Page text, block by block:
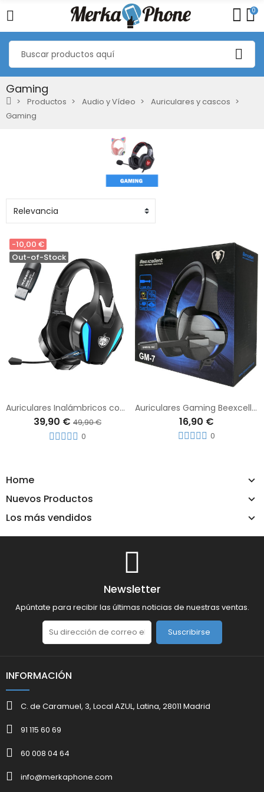
0
Gaming
Productos Audio y Vídeo
Auriculares y cascos
Gaming
Home
Nuevos Productos
Los más vendidos
-10,00 €
Out-of-Stock
Auriculares Inalámbricos con Diadema Retráctil Phoinikas Q5S para PS4/PS5/PC con Micrófono + Adaptador USB - C
39,90 € 49,90 €
0
Auriculares Gaming Beexcellent GM7 con Micrófono
16,90 €
0
Newsletter
Apúntate para recibir las últimas noticias de nuestras ventas.
Suscribirse
INFORMACIÓN
C. de Caramuel, 3, Local AZUL, Latina, 28011 Madrid
91 115 60 69
60 008 04 64
info@merkaphone.com